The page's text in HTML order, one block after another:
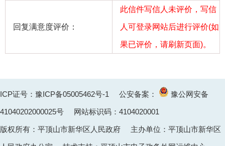
回复满意度评价：
此信件写信人未评价，写信
人可登录网站后进行评价(如
果已评价，请刷新页面)。
ICP证号：豫ICP备05005462号-1 公安备案： 豫公网安备
41040202000025号 网站标识码：4104020001
版权所有：平顶山市新华区人民政府 主办单位：平顶山市新华区